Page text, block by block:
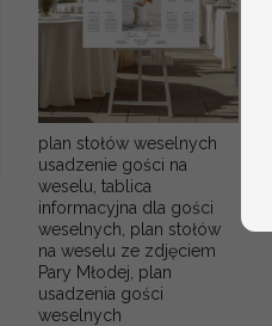
plan stołów weselnych
usadzenie gości na
weselu, tablica
informacyjna dla gości
weselnych, plan stołów
na weselu ze zdjęciem
Pary Młodej, plan
usadzenia gości
weselnych